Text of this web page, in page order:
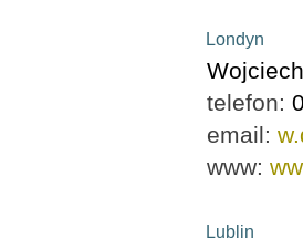
Londyn
telefon:
email:
www:
Lublin